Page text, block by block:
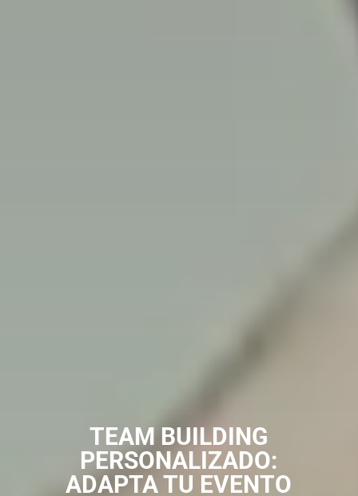
TEAM BUILDING
PERSONALIZADO:
ADAPTA TU EVENTO